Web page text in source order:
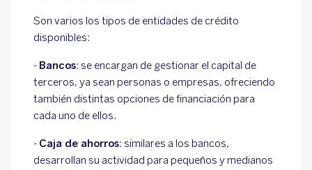
Son varios los tipos de entidades de crédito
disponibles:
- Bancos: se encargan de gestionar el capital de
terceros, ya sean personas o empresas, ofreciendo
también distintas opciones de financiación para
cada uno de ellos.
- Caja de ahorros: similares a los bancos,
desarrollan su actividad para pequeños y medianos